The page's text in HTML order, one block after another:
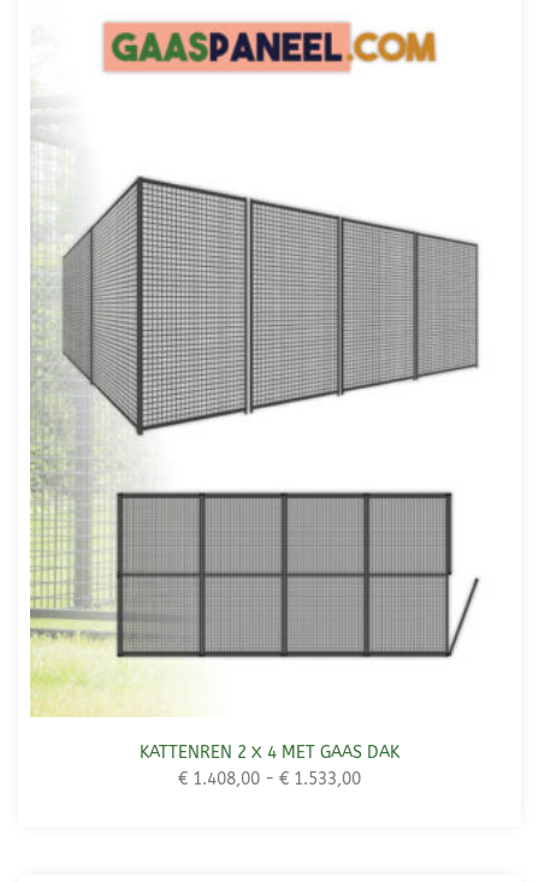
KATTENREN 2 X 4 MET GAAS DAK
€ 1.408,00 - € 1.533,00